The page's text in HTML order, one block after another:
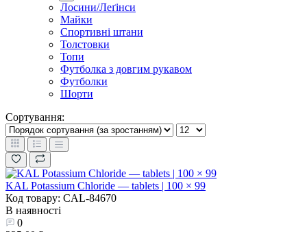
Лосини/Леґінси
Майки
Спортивні штани
Толстовки
Топи
Футболка з довгим рукавом
Футболки
Шорти
Сортування:
KAL Potassium Chloride — tablets | 100 × 99
Код товару: CAL-84670
В наявності
0